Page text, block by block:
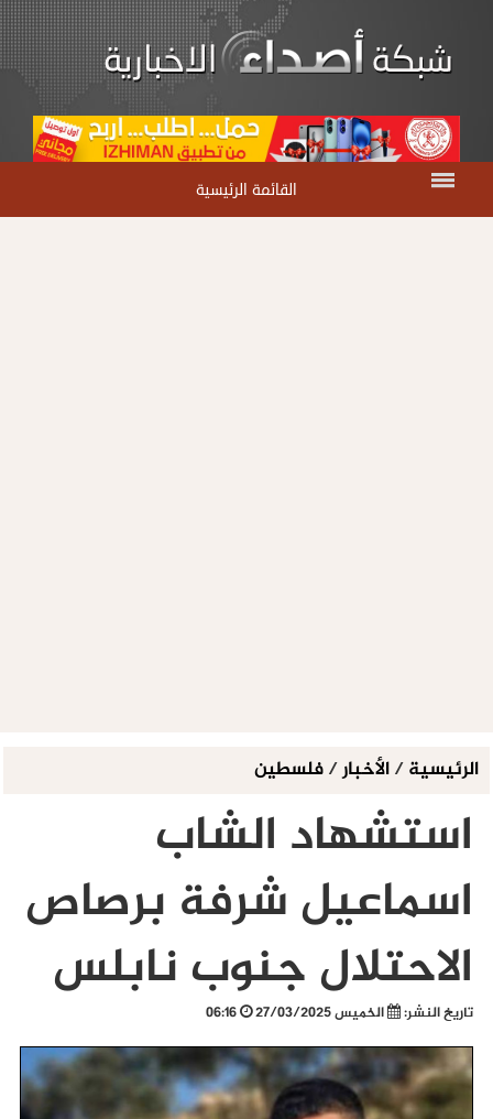
القائمة الرئيسية
الرئيسية/الأخبار/فلسطين
استشهاد الشاب
اسماعيل شرفة برصاص
الاحتلال جنوب نابلس
تاريخ النشر: الخميس 27/03/2025